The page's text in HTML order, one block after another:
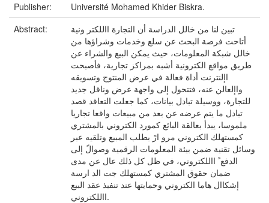
Publisher:
Université Mohamed Khider Biskra.
Abstract:
تبين لنا من خالل الدراسة أن التجارة االلكتر ونية
أتاحت فرصة البحث عن سلع وخدمات وشراؤها من
خالل شبكة المعلومات، حيث يمكن البيع والشراء عن
طريق مواقع الكترونية أشبه بمراكز تجارية، فأصبحت
اإلنترنت أداة فعالة في عرض المنتوج وتسويقه
واإلعالن عنه، فتتحول إلى واجهة عرض وناقل جديد
للتجارة، ووسيلة تبادل بيانات، كما جعلت التعاقد قصد
تبادل ما يتم عرضه عن بعد من مبيعات واقعا تجاريا
ملموسا، يبدأ بعالقة البائع كمورد الكتروني بالمشتري
كمستهلك الكتروني مرو ارً بطلب المبيع وتلقيه عبر
وسائل تقنية ضمن بيئة المعلومات الرقمية وصوالً إلى
الدفع ً االلكتروني، في ظل كل ذلك عال عن مدى
ضمان حقوق المشتري كمستهلك جت الد ارسة
إشكاال هاما الكتروني وحمايتها عند تنفيذ عقد البيع
االلكتروني.